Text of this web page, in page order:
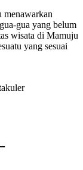
menawarkan
gua yang belum
wisata di Mamuju
yang sesuai